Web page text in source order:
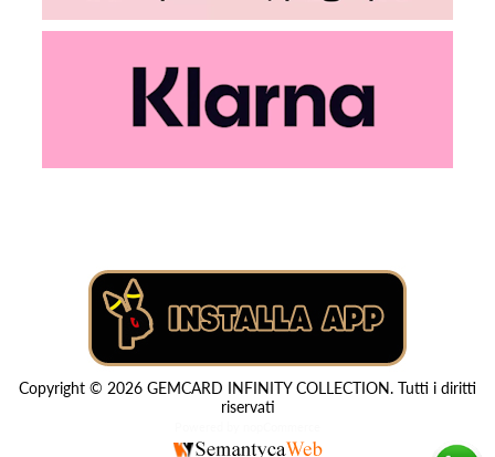
Copyright © 2026 GEMCARD INFINITY COLLECTION. Tutti i diritti
riservati